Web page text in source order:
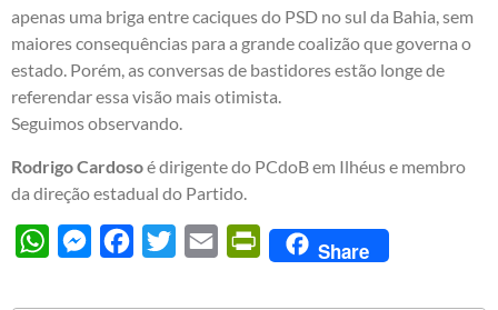
apenas uma briga entre caciques do PSD no sul da Bahia, sem
maiores consequências para a grande coalizão que governa o
estado. Porém, as conversas de bastidores estão longe de
referendar essa visão mais otimista.
Seguimos observando.
Rodrigo Cardosoé dirigente do PCdoB em Ilhéus e membro
da direção estadual do Partido.
WhatsAppMessengerFacebook
Twitter Email PrintFriendly
Share